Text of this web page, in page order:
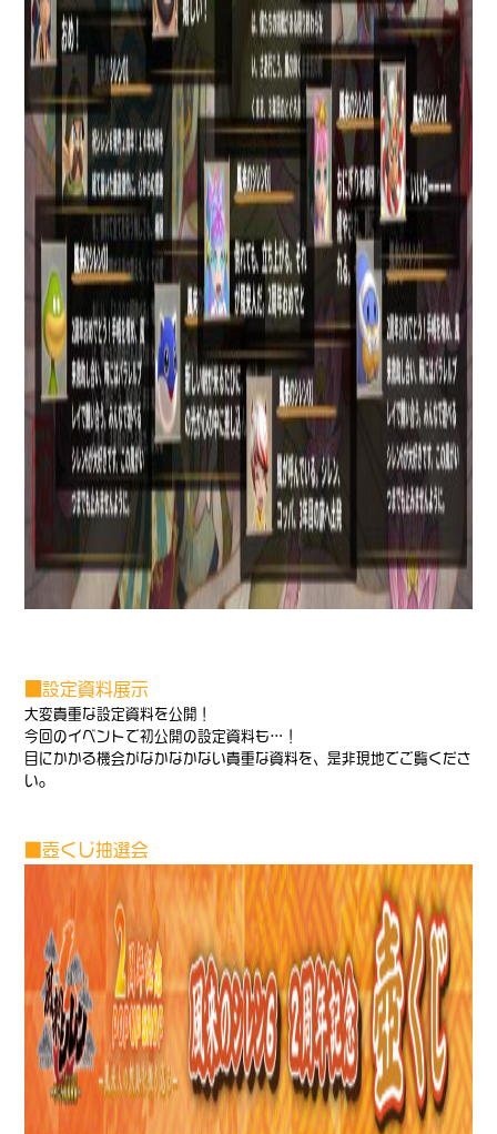
■設定資料展示
大変貴重な設定資料を公開！
今回のイベントで初公開の設定資料も…！
目にかかる機会がなかなかない貴重な資料を、是非現地でご覧くださ
い。
■壺くじ抽選会